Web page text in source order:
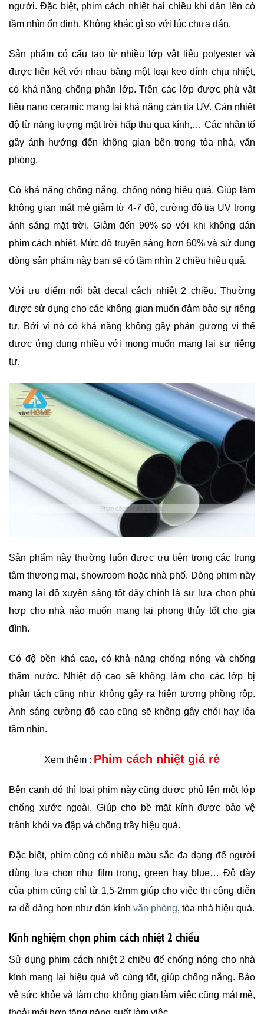
người. Đặc biệt, phim cách nhiệt hai chiều khi dán lên có
tầm nhìn ổn định. Không khác gì so với lúc chưa dán.
Sản phẩm có cấu tạo từ nhiều lớp vật liệu polyester và
được liên kết với nhau bằng một loại keo dính chịu nhiệt,
có khả năng chống phân lớp. Trên các lớp được phủ vật
liệu nano ceramic mang lại khả năng cản tia UV. Cản nhiệt
độ từ năng lượng mặt trời hấp thu qua kính,… Các nhân tố
gây ảnh hưởng đến không gian bên trong tòa nhà, văn
phòng.
Có khả năng chống nắng, chống nóng hiệu quả. Giúp làm
không gian mát mẻ giảm từ 4-7 độ, cường độ tia UV trong
ánh sáng mặt trời. Giảm đến 90% so với khi không dán
phim cách nhiệt. Mức độ truyền sáng hơn 60% và sử dụng
dòng sản phẩm này bạn sẽ có tầm nhìn 2 chiều hiệu quả.
Với ưu điểm nổi bật decal cách nhiệt 2 chiều. Thường
được sử dụng cho các không gian muốn đảm bảo sự riêng
tư. Bởi vì nó có khả năng không gây phản gương vì thế
được ứng dụng nhiều với mong muốn mang lại sự riêng
tư.
Sản phẩm này thường luôn được ưu tiên trong các trung
tâm thương mại, showroom hoặc nhà phố. Dòng phim này
mang lại độ xuyên sáng tốt đây chính là sự lựa chọn phù
hợp cho nhà nào muốn mang lại phong thủy tốt cho gia
đình.
Có độ bền khá cao, có khả năng chống nóng và chống
thấm nước. Nhiệt độ cao sẽ không làm cho các lớp bị
phân tách cũng như không gây ra hiện tượng phồng rộp.
Ánh sáng cường độ cao cũng sẽ không gây chói hay lóa
tầm nhìn.
Xem thêm : Phim cách nhiệt giá rẻ
Bên cạnh đó thì loại phim này cũng được phủ lên một lớp
chống xước ngoài. Giúp cho bề mặt kính được bảo vệ
tránh khỏi va đập và chống trầy hiệu quả.
Đặc biệt, phim cũng có nhiều màu sắc đa dạng để người
dùng lựa chọn như film trong, green hay blue… Độ dày
của phim cũng chỉ từ 1,5-2mm giúp cho việc thi công diễn
ra dễ dàng hơn như dán kính văn phòng, tòa nhà hiệu quả.
Kinh nghiệm chọn phim cách nhiệt 2 chiều
Sử dụng phim cách nhiệt 2 chiều để chống nóng cho nhà
kính mang lại hiệu quả vô cùng tốt, giúp chống nắng. Bảo
vệ sức khỏe và làm cho không gian làm việc cũng mát mẻ,